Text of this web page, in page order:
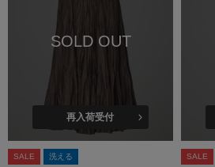
SOLD OUT
再入荷受付
SALE 洗える SALE